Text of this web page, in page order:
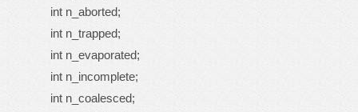
int n_aborted;
int n_trapped;
int n_evaporated;
int n_incomplete;
int n_coalesced;